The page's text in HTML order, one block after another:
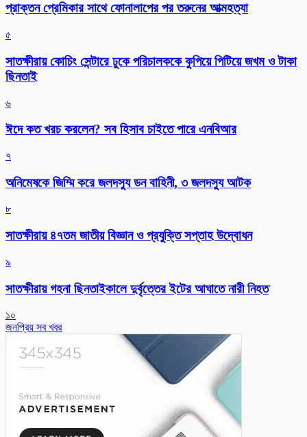
প্রাক্তন প্রেমিকার সাথে ফোনালাপের পর তরুনের আত্মহত্যা
৫
সাতক্ষীরায় কোচিং সেন্টারে ঢুকে পরিচালককে কুপিয়ে পিটিয়ে জখম ও টাকা
ছিনতাই
৬
ঈদে কত খরচ করলেন? সব হিসাব চাইতে পারে এনবিআর
৭
অনিমেষকে জিম্মি করে জলদস্যু ডন বাহিনী, ৩ জলদস্যু আটক
৮
সাতক্ষীরায় ৪৭তম জাতীয় বিজ্ঞান ও প্রযুক্তি সপ্তাহ উদ্বোধন
৯
সাতক্ষীরায় গহনা ছিনতাইকালে দুর্বৃত্তের ইটের আঘাতে নারী নিহত
১০
জনপ্রিয় সব খবর